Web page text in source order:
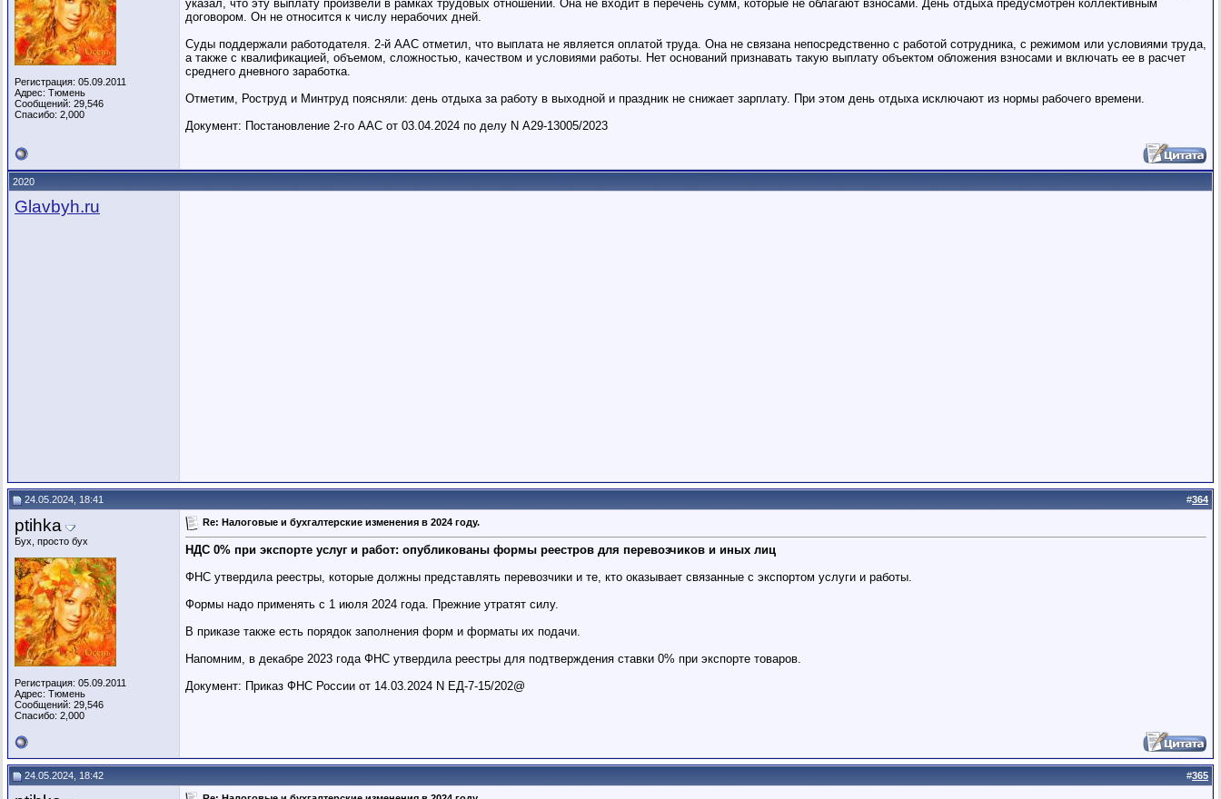
Регистрация: 05.09.2011
Адрес: Тюмень
Сообщений: 29,546
Спасибо: 2,000
указал, что эту выплату произвели в рамках трудовых отношений. Она не входит в перечень сумм, которые не облагают взносами. День отдыха предусмотрен коллективным
договором. Он не относится к числу нерабочих дней.
Суды поддержали работодателя. 2-й ААС отметил, что выплата не является оплатой труда. Она не связана непосредственно с работой сотрудника, с режимом или условиями труда,
а также с квалификацией, объемом, сложностью, качеством и условиями работы. Нет оснований признавать такую выплату объектом обложения взносами и включать ее в расчет
среднего дневного заработка.
Отметим, Роструд и Минтруд поясняли: день отдыха за работу в выходной и праздник не снижает зарплату. При этом день отдыха исключают из нормы рабочего времени.
Документ: Постановление 2-го ААС от 03.04.2024 по делу N А29-13005/2023
2020
Glavbyh.ru
24.05.2024, 18:41 #364
ptihka
Бух, просто бух
Регистрация: 05.09.2011
Адрес: Тюмень
Сообщений: 29,546
Спасибо: 2,000
Re: Налоговые и бухгалтерские изменения в 2024 году.
НДС 0% при экспорте услуг и работ: опубликованы формы реестров для перевозчиков и иных лиц
ФНС утвердила реестры, которые должны представлять перевозчики и те, кто оказывает связанные с экспортом услуги и работы.
Формы надо применять с 1 июля 2024 года. Прежние утратят силу.
В приказе также есть порядок заполнения форм и форматы их подачи.
Напомним, в декабре 2023 года ФНС утвердила реестры для подтверждения ставки 0% при экспорте товаров.
Документ: Приказ ФНС России от 14.03.2024 N ЕД-7-15/202@
24.05.2024, 18:42 #365